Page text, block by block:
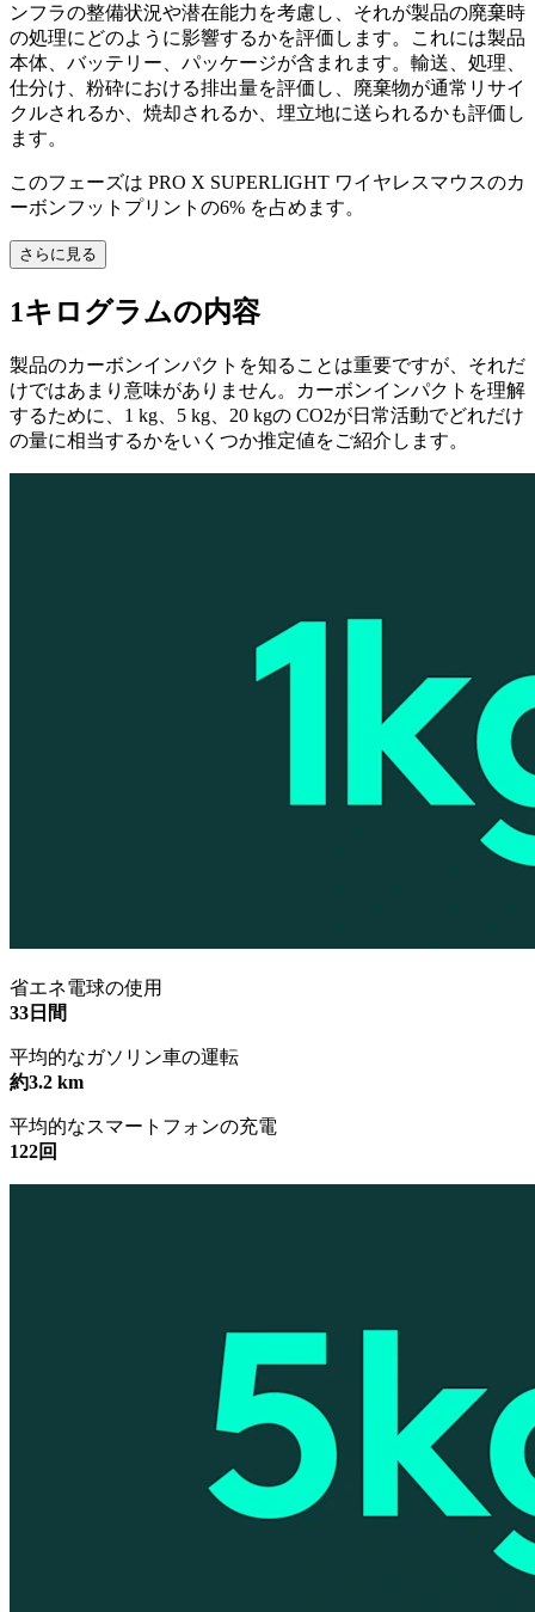
ンフラの整備状況や潜在能力を考慮し、それが製品の廃棄時
の処理にどのように影響するかを評価します。これには製品
本体、バッテリー、パッケージが含まれます。輸送、処理、
仕分け、粉砕における排出量を評価し、廃棄物が通常リサイ
クルされるか、焼却されるか、埋立地に送られるかも評価し
ます。
このフェーズは PRO X SUPERLIGHT ワイヤレスマウスのカ
ーボンフットプリントの6% を占めます。
さらに見る
1キログラムの内容
製品のカーボンインパクトを知ることは重要ですが、それだ
けではあまり意味がありません。カーボンインパクトを理解
するために、1 kg、5 kg、20 kgの CO2が日常活動でどれだけ
の量に相当するかをいくつか推定値をご紹介します。
省エネ電球の使用
33日間
平均的なガソリン車の運転
約3.2 km
平均的なスマートフォンの充電
122回